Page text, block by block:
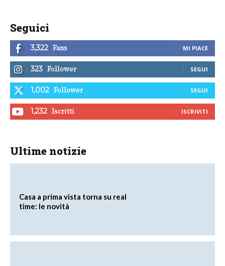
Seguici
3,322 Fans MI PIACE
323 Follower SEGUI
1,002 Follower SEGUI
1,232 Iscritti ISCRIVITI
Ultime notizie
Casa a prima vista torna su real
time: le novità